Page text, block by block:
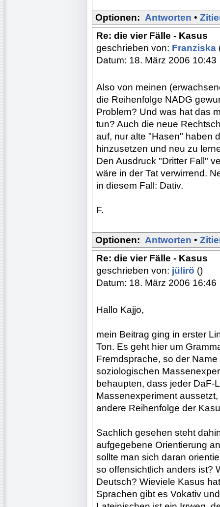
Optionen: Antworten •
Re: die vier Fälle - Kasus
geschrieben von: Franziska
Datum: 18. März 2006 10:43
Also von meinen
die Reihenfolge NADG
Problem? Und was hat das
tun? Auch die neue
auf, nur alte "Hasen" haben
hinzusetzen und neu zu
Den Ausdruck "Dritter Fall"
wäre in der Tat verwirrend.
in diesem Fall: Dativ.
F.
Optionen: Antworten •
Re: die vier Fälle - Kasus
geschrieben von: jülirö ()
Datum: 18. März 2006 16:46
Hallo Kajjo,
mein Beitrag ging in erster
Ton. Es geht hier um
Fremdsprache, so der
soziologischen
behaupten, dass jeder DaF-
Massenexperiment
andere Reihenfolge der
Sachlich gesehen steht
aufgegebene Orientierung
sollte man sich daran
so offensichtlich anders ist?
Deutsch? Wieviele Kasus
Sprachen gibt es Vokativ